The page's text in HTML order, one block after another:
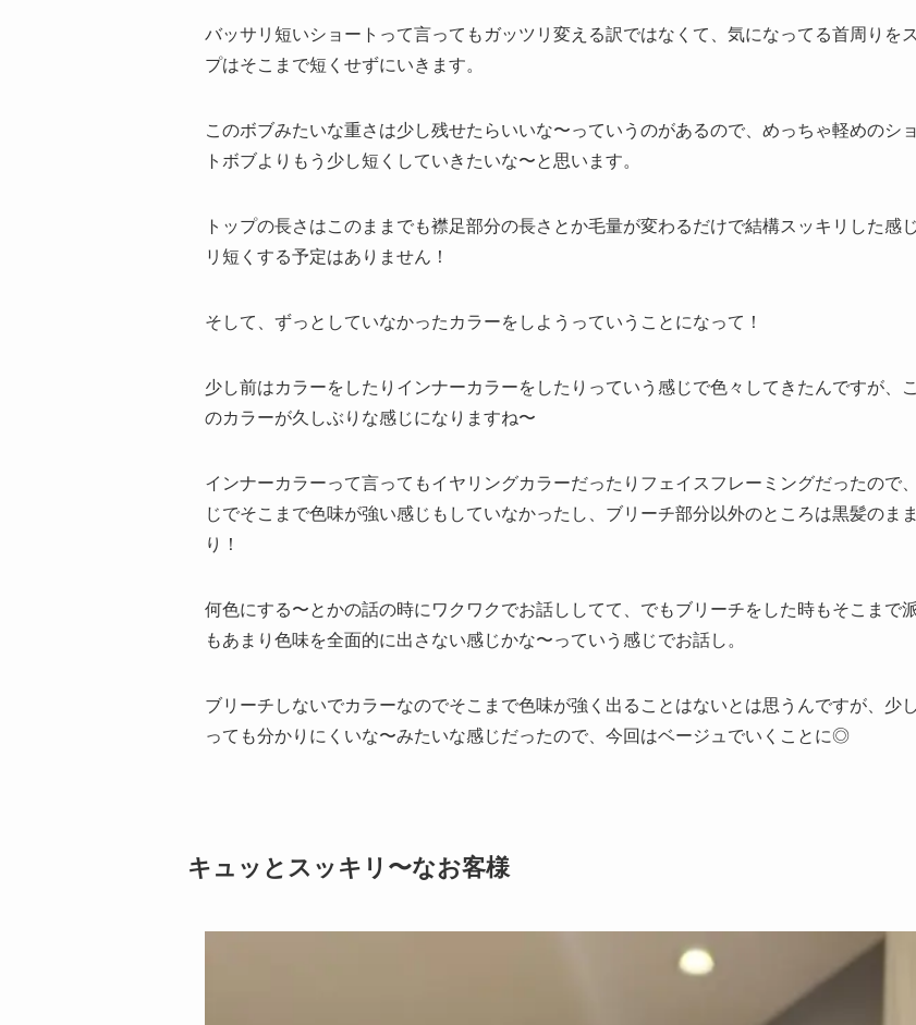
バッサリ短いショートって言ってもガッツリ変える訳ではなくて、気になってる首周りを
プはそこまで短くせずにいきます。
このボブみたいな重さは少し残せたらいいな〜っていうのがあるので、めっちゃ軽めのシ
トボブよりもう少し短くしていきたいな〜と思います。
トップの長さはこのままでも襟足部分の長さとか毛量が変わるだけで結構スッキリした感
リ短くする予定はありません！
そして、ずっとしていなかったカラーをしようっていうことになって！
少し前はカラーをしたりインナーカラーをしたりっていう感じで色々してきたんですが、
のカラーが久しぶりな感じになりますね〜
インナーカラーって言ってもイヤリングカラーだったりフェイスフレーミングだったので
じでそこまで色味が強い感じもしていなかったし、ブリーチ部分以外のところは黒髪のま
り！
何色にする〜とかの話の時にワクワクでお話ししてて、でもブリーチをした時もそこまで
もあまり色味を全面的に出さない感じかな〜っていう感じでお話し。
ブリーチしないでカラーなのでそこまで色味が強く出ることはないとは思うんですが、少
っても分かりにくいな〜みたいな感じだったので、今回はベージュでいくことに◎
キュッとスッキリ〜なお客様